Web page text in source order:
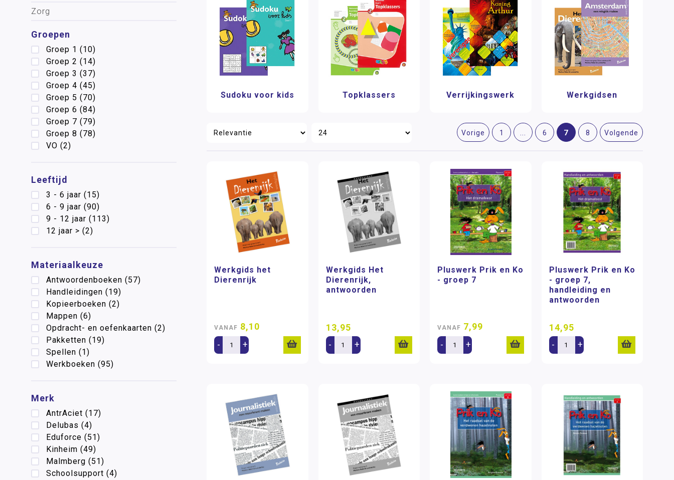
Zorg
Groepen
Groep 1 (10)
Groep 2 (14)
Groep 3 (37)
Groep 4 (45)
Groep 5 (70)
Groep 6 (84)
Groep 7 (79)
Groep 8 (78)
VO (2)
Leeftijd
3 - 6 jaar (15)
6 - 9 jaar (90)
9 - 12 jaar (113)
12 jaar > (2)
Materiaalkeuze
Antwoordenboeken (57)
Handleidingen (19)
Kopieerboeken (2)
Mappen (6)
Opdracht- en oefenkaarten (2)
Pakketten (19)
Spellen (1)
Werkboeken (95)
Merk
AntrAciet (17)
Delubas (4)
Eduforce (51)
Kinheim (49)
Malmberg (51)
Schoolsupport (4)
Sudoku voor kids Topklassers Verrijkingswerk Werkgidsen
Vorige 1 6 7 8 Volgende
Werkgids het
Dierenrijk
VANAF 8,10
- +
Werkgids Het
Dierenrijk,
antwoorden
13,95
- +
Pluswerk Prik en Ko
- groep 7
VANAF 7,99
- +
Pluswerk Prik en Ko
- groep 7,
handleiding en
antwoorden
14,95
- +